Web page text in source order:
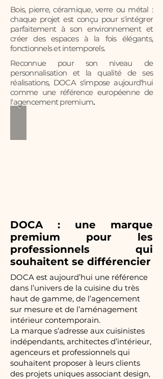
Bois, pierre, céramique, verre ou métal :
chaque projet est conçu pour s'intégrer
parfaitement à son environnement et
créer des espaces à la fois élégants,
fonctionnels et intemporels.
Reconnue pour son niveau de
personnalisation et la qualité de ses
réalisations, DOCA s'impose aujourd'hui
comme une référence européenne de
l'agencement premium.
DOCA : une marque
premium pour les
professionnels qui
souhaitent se différencier
DOCA est aujourd’hui une référence
dans l’univers de la cuisine du très
haut de gamme, de l’agencement
sur mesure et de l’aménagement
intérieur contemporain.
La marque s’adresse aux cuisinistes
indépendants, architectes d’intérieur,
agenceurs et professionnels qui
souhaitent proposer à leurs clients
des projets uniques associant design,